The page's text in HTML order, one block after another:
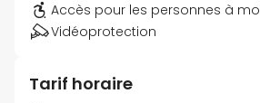
Accès pour les personnes à
Vidéoprotection
Tarif horaire